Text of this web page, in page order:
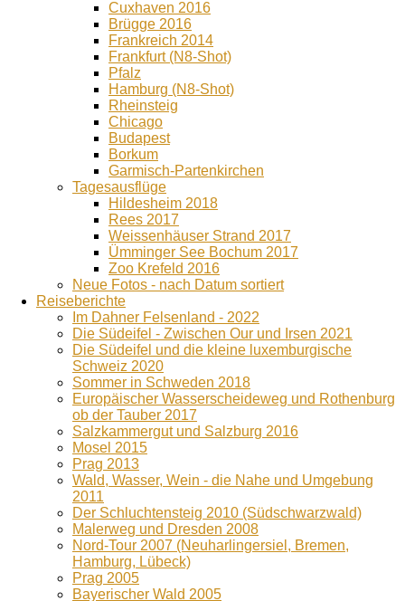
Cuxhaven 2016
Brügge 2016
Frankreich 2014
Frankfurt (N8-Shot)
Pfalz
Hamburg (N8-Shot)
Rheinsteig
Chicago
Budapest
Borkum
Garmisch-Partenkirchen
Tagesausflüge
Hildesheim 2018
Rees 2017
Weissenhäuser Strand 2017
Ümminger See Bochum 2017
Zoo Krefeld 2016
Neue Fotos - nach Datum sortiert
Reiseberichte
Im Dahner Felsenland - 2022
Die Südeifel - Zwischen Our und Irsen 2021
Die Südeifel und die kleine luxemburgische
Schweiz 2020
Sommer in Schweden 2018
Europäischer Wasserscheideweg und Rothenburg
ob der Tauber 2017
Salzkammergut und Salzburg 2016
Mosel 2015
Prag 2013
Wald, Wasser, Wein - die Nahe und Umgebung
2011
Der Schluchtensteig 2010 (Südschwarzwald)
Malerweg und Dresden 2008
Nord-Tour 2007 (Neuharlingersiel, Bremen,
Hamburg, Lübeck)
Prag 2005
Bayerischer Wald 2005